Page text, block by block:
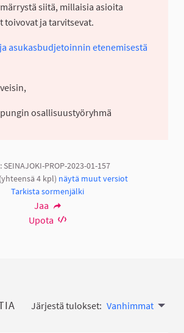
siitä, millaisia asioita
toivovat ja tarvitsevat.
asukasbudjetoinnin etenemisestä
osallisuustyöryhmä
SEINAJOKI-PROP-2023-01-157
4 kpl) näytä muut versiot
Tarkista sormenjälki
Jaa
Upota
Järjestä tulokset: Vanhimmat